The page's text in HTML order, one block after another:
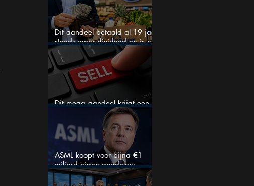
Dit aandeel betaald al 19 jaar
steeds meer dividend en is nu
goedkoop
Dit mega aandeel krijgt een
zeldzaam verkoopadvies
ASML koopt voor bijna €1
miljard eigen aandelen:
slimme zet of dure timing?